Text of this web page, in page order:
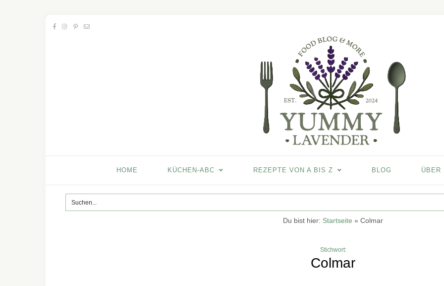
HOME KÜCHEN-ABC REZEPTE VON A BIS Z BLOG ÜBER
Du bist hier: Startseite » Colmar
Stichwort:
Colmar